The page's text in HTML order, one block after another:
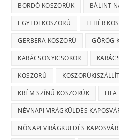
BORDÓ KOSZORÚK BÁLINT
EGYEDI KOSZORÚ FEHÉR
GERBERA KOSZORÚ GÖRÖG
KARÁCSONYICSOKOR
KOSZORÚ
KRÉM SZÍNŰ KOSZORÚK LILA
NÉVNAPI VIRÁGKÜLDÉS
NŐNAPI VIRÁGKÜLDÉS KAPOSVÁR